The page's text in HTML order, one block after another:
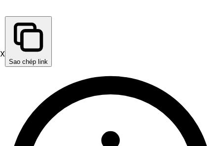
X
Sao chép link